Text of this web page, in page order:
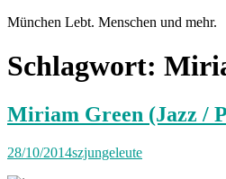
München Lebt. Menschen und mehr.
Schlagwort:
Miriam Green (Jazz /
28/10/2014szjungeleute